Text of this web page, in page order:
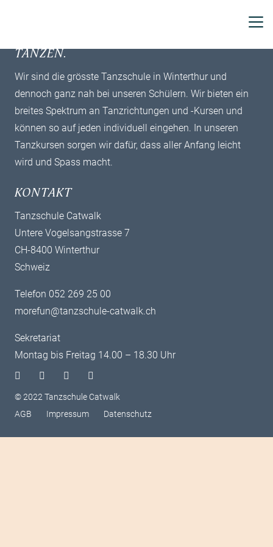
TANZEN.
Wir sind die grösste Tanzschule in Winterthur und
dennoch ganz nah bei unseren Schülern. Wir bieten ein
breites ­Spektrum an Tanzrichtungen und -Kursen und
können so auf jeden individuell ­eingehen. In unseren
Tanzkursen sorgen wir dafür, dass aller Anfang leicht
wird und Spass macht.
KONTAKT
Tanzschule Catwalk
Untere Vogelsangstrasse 7
CH-8400 Winterthur
Schweiz
Telefon 052 269 25 00
morefun@tanzschule-catwalk.ch
Sekretariat
Montag bis Freitag 14.00 – 18.30 Uhr
© 2022 Tanzschule Catwalk
AGB
Impressum Datenschutz